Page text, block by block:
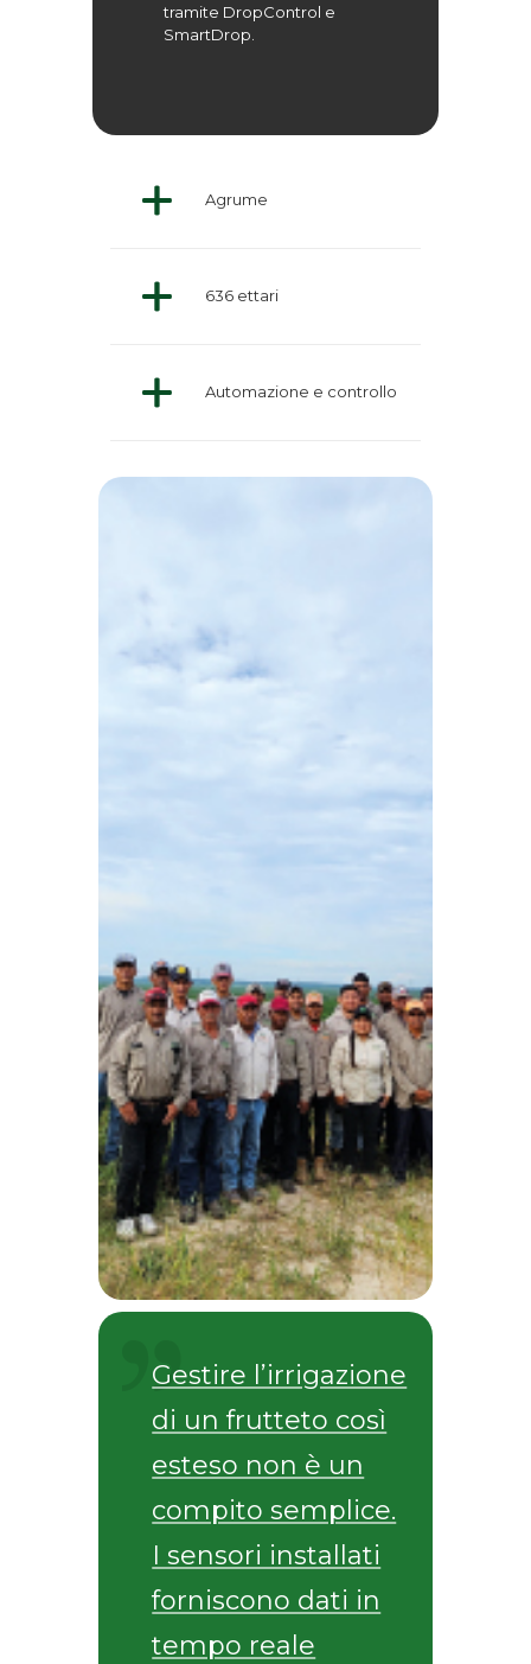
tramite DropControl e
SmartDrop.
Agrume
636 ettari
Automazione e controllo
Gestire l’irrigazione
di un frutteto così
esteso non è un
compito semplice.
I sensori installati
forniscono dati in
tempo reale